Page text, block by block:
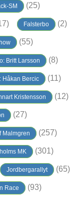
SM (25)
Falsterbo (2)
(55)
Britt Larsson (8)
Håkan Bercic (11)
Kristensson (12)
(27)
Malmgren (257)
MK (301)
Jordbergarallyt (65)
Race (93)